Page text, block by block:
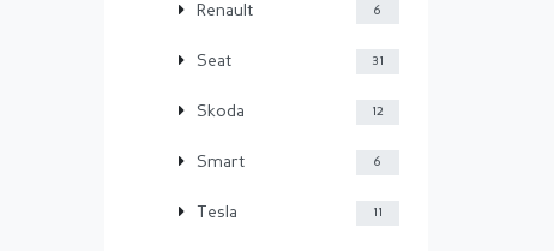
Renault 6
Seat 31
Skoda 12
Smart 6
Tesla 11